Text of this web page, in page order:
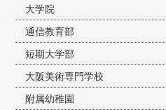
大学院
通信教育部
短期大学部
大阪美術専門学校
附属幼稚園